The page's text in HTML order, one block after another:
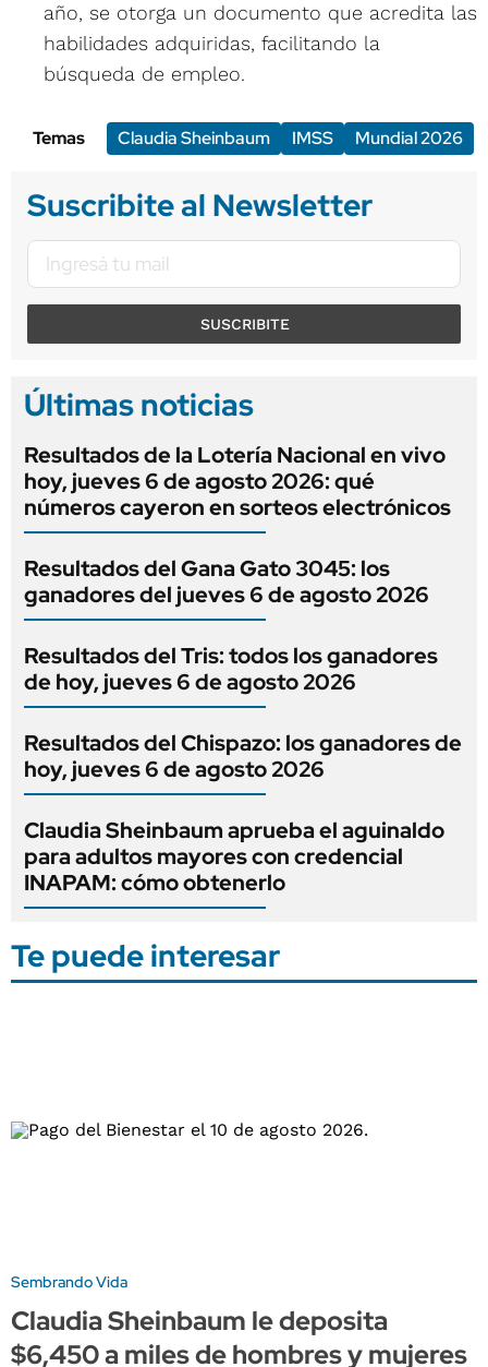
año, se otorga un documento que acredita las
habilidades adquiridas, facilitando la
búsqueda de empleo.
Temas Claudia Sheinbaum IMSS Mundial 2026
Suscribite al Newsletter
SUSCRIBITE
Últimas noticias
Resultados de la Lotería Nacional en vivo
hoy, jueves 6 de agosto 2026: qué
números cayeron en sorteos electrónicos
Resultados del Gana Gato 3045: los
ganadores del jueves 6 de agosto 2026
Resultados del Tris: todos los ganadores
de hoy, jueves 6 de agosto 2026
Resultados del Chispazo: los ganadores de
hoy, jueves 6 de agosto 2026
Claudia Sheinbaum aprueba el aguinaldo
para adultos mayores con credencial
INAPAM: cómo obtenerlo
Te puede interesar
Sembrando Vida
Claudia Sheinbaum le deposita
$6,450 a miles de hombres y mujeres